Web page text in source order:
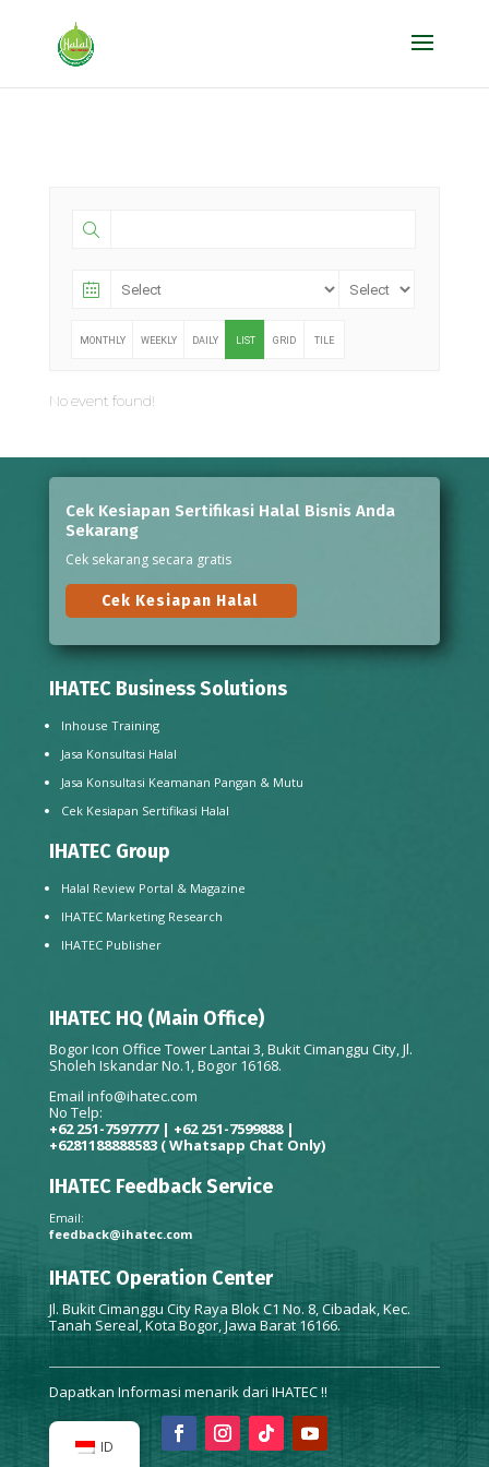
MONTHLY WEEKLY DAILY LIST GRID TILE
No event found!
Cek Kesiapan Sertifikasi Halal Bisnis Anda
Sekarang
Cek sekarang secara gratis
Cek Kesiapan Halal
IHATEC Business Solutions
Inhouse Training
Jasa Konsultasi Halal
Jasa Konsultasi Keamanan Pangan & Mutu
Cek Kesiapan Sertifikasi Halal
IHATEC Group
Halal Review Portal & Magazine
IHATEC Marketing Research
IHATEC Publisher
IHATEC HQ (Main Office)
Bogor Icon Office Tower Lantai 3, Bukit Cimanggu City, Jl.
Sholeh Iskandar No.1, Bogor 16168.
Email info@ihatec.com
No Telp:
+62 251-7597777 | +62 251-7599888 |
+6281188888583 ( Whatsapp Chat Only)
IHATEC Feedback Service
Email:
feedback@ihatec.com
IHATEC Operation Center
Jl. Bukit Cimanggu City Raya Blok C1 No. 8, Cibadak, Kec.
Tanah Sereal, Kota Bogor, Jawa Barat 16166.
Dapatkan Informasi menarik dari IHATEC !!
ID